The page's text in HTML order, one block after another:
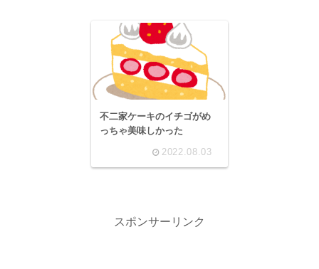
不二家ケーキのイチゴがめ
っちゃ美味しかった
2022.08.03
スポンサーリンク